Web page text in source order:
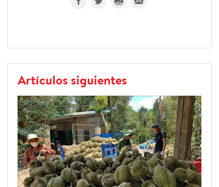
Artículos siguientes